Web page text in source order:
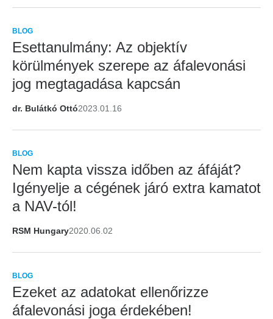
BLOG
Esettanulmány: Az objektív
körülmények szerepe az áfalevonási
jog megtagadása kapcsán
dr. Bulátkó Ottó2023.01.16
BLOG
Nem kapta vissza időben az áfáját?
Igényelje a cégének járó extra kamatot
a NAV-tól!
RSM Hungary2020.06.02
BLOG
Ezeket az adatokat ellenőrizze
áfalevonási joga érdekében!